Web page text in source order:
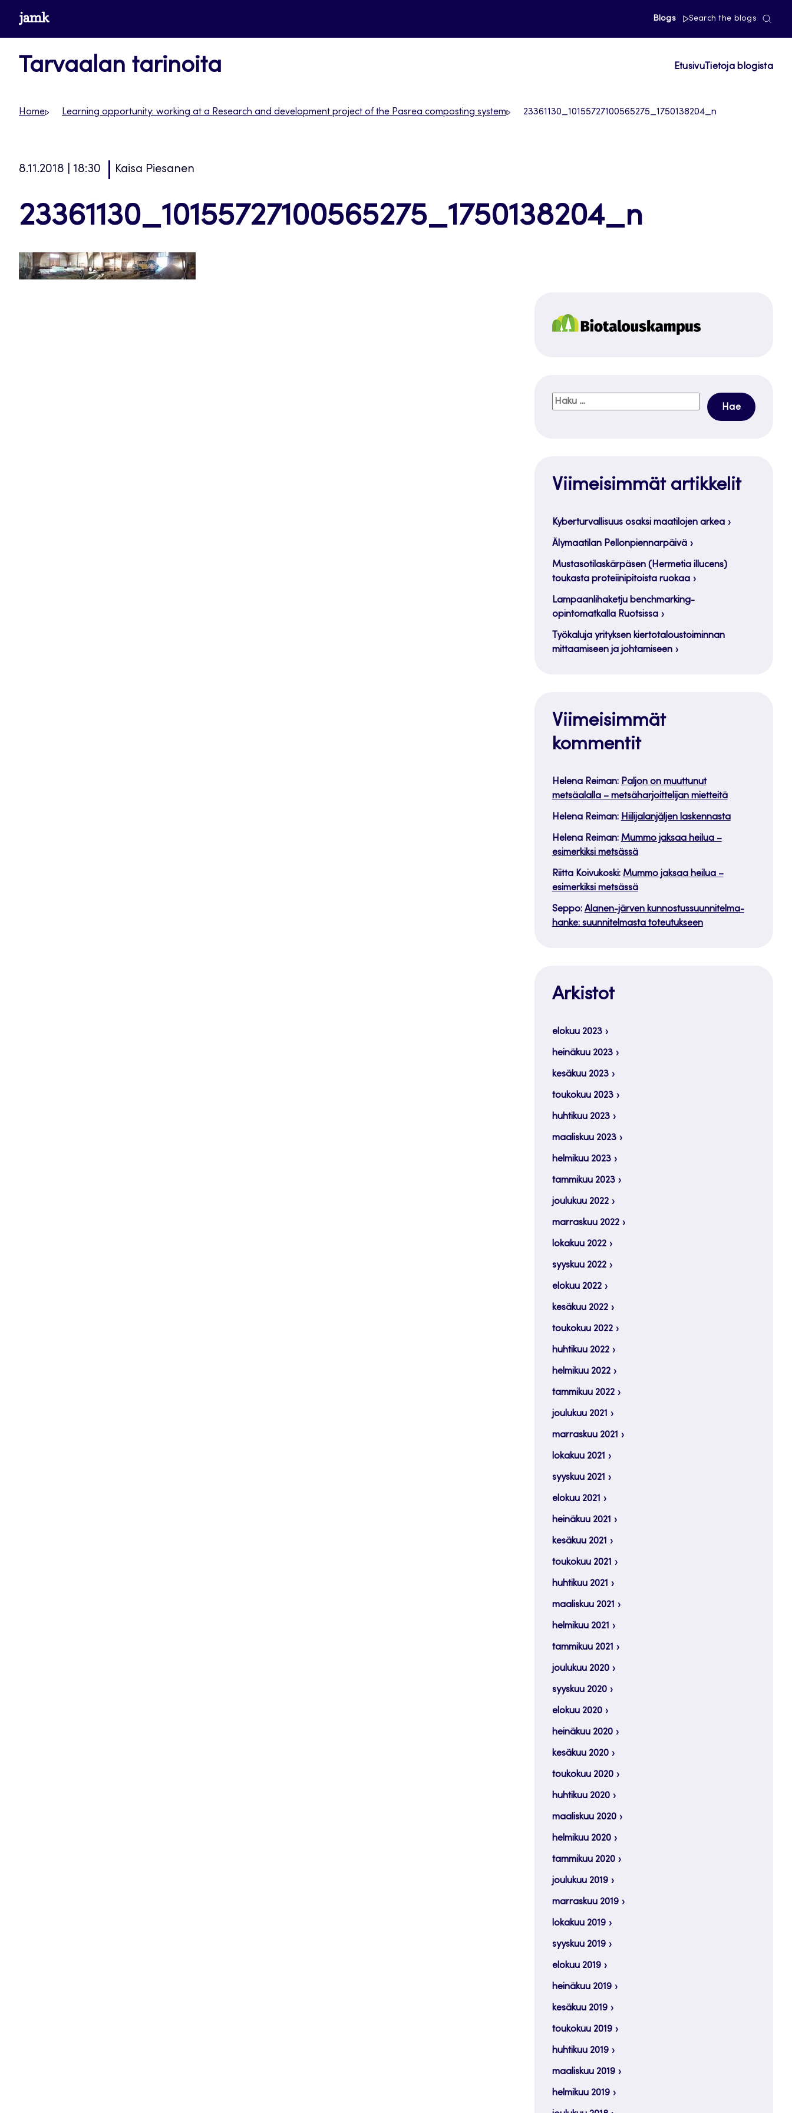
Siirrywww.jamk.fi Blogs Search the blogs
Tarvaalan tarinoita EtusivuTietoja blogista
Home Learning opportunity: working at a Research and development project of the Pasrea composting system 23361130_10155727100565275_1750138204_n
8.11.2018 | 18:30 Kaisa Piesanen
23361130_10155727100565275_1750138204_n
Haku:
Viimeisimmät artikkelit
Kyberturvallisuus osaksi maatilojen arkea
Älymaatilan Pellonpiennarpäivä
Mustasotilaskärpäsen (Hermetia illucens)
toukasta proteiinipitoista ruokaa
Lampaanlihaketju benchmarking-
opintomatkalla Ruotsissa
Työkaluja yrityksen kiertotaloustoiminnan
mittaamiseen ja johtamiseen
Viimeisimmät
kommentit
Helena Reiman: Paljon on muuttunut
metsäalalla – metsäharjoittelijan mietteitä
Helena Reiman: Hiilijalanjäljen laskennasta
Helena Reiman: Mummo jaksaa heilua –
esimerkiksi metsässä
Riitta Koivukoski: Mummo jaksaa heilua –
esimerkiksi metsässä
Seppo: Alanen-järven kunnostussuunnitelma-
hanke: suunnitelmasta toteutukseen
Arkistot
elokuu 2023
heinäkuu 2023
kesäkuu 2023
toukokuu 2023
huhtikuu 2023
maaliskuu 2023
helmikuu 2023
tammikuu 2023
joulukuu 2022
marraskuu 2022
lokakuu 2022
syyskuu 2022
elokuu 2022
kesäkuu 2022
toukokuu 2022
huhtikuu 2022
helmikuu 2022
tammikuu 2022
joulukuu 2021
marraskuu 2021
lokakuu 2021
syyskuu 2021
elokuu 2021
heinäkuu 2021
kesäkuu 2021
toukokuu 2021
huhtikuu 2021
maaliskuu 2021
helmikuu 2021
tammikuu 2021
joulukuu 2020
syyskuu 2020
elokuu 2020
heinäkuu 2020
kesäkuu 2020
toukokuu 2020
huhtikuu 2020
maaliskuu 2020
helmikuu 2020
tammikuu 2020
joulukuu 2019
marraskuu 2019
lokakuu 2019
syyskuu 2019
elokuu 2019
heinäkuu 2019
kesäkuu 2019
toukokuu 2019
huhtikuu 2019
maaliskuu 2019
helmikuu 2019